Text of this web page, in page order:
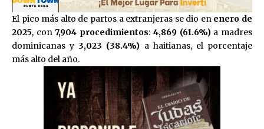
El pico más alto de partos a extranjeras se dio en enero de
2025, con7,904 procedimientos: 4,869 (61.6%)a madres
dominicanas y 3,023 (38.4%) a haitianas, el porcentaje
más alto del año.